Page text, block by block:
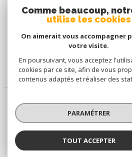
© 2026 | Tous droits réservés |
Nos Honoraires
Plan Du Site Mentions
Politique RGPD
Comme beaucoup,
utilise les cookies
On aimerait vous accompagner
votre visite.
En poursuivant, vous acceptez
cookies par ce site, afin de vous
contenus adaptés et réaliser des
PARAMÉTRER
TOUT ACCEPTER